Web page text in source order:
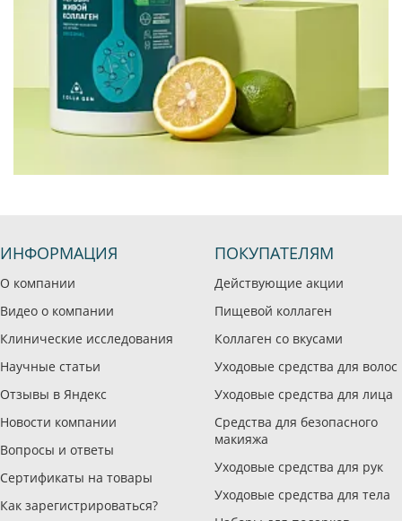
ИНФОРМАЦИЯ
О компании
Видео о компании
Клинические исследования
Научные статьи
Отзывы в Яндекс
Новости компании
Вопросы и ответы
Сертификаты на товары
Как зарегистрироваться?
ПОКУПАТЕЛЯМ
Действующие акции
Пищевой коллаген
Коллаген со вкусами
Уходовые средства для волос
Уходовые средства для лица
Средства для безопасного
макияжа
Уходовые средства для рук
Уходовые средства для тела